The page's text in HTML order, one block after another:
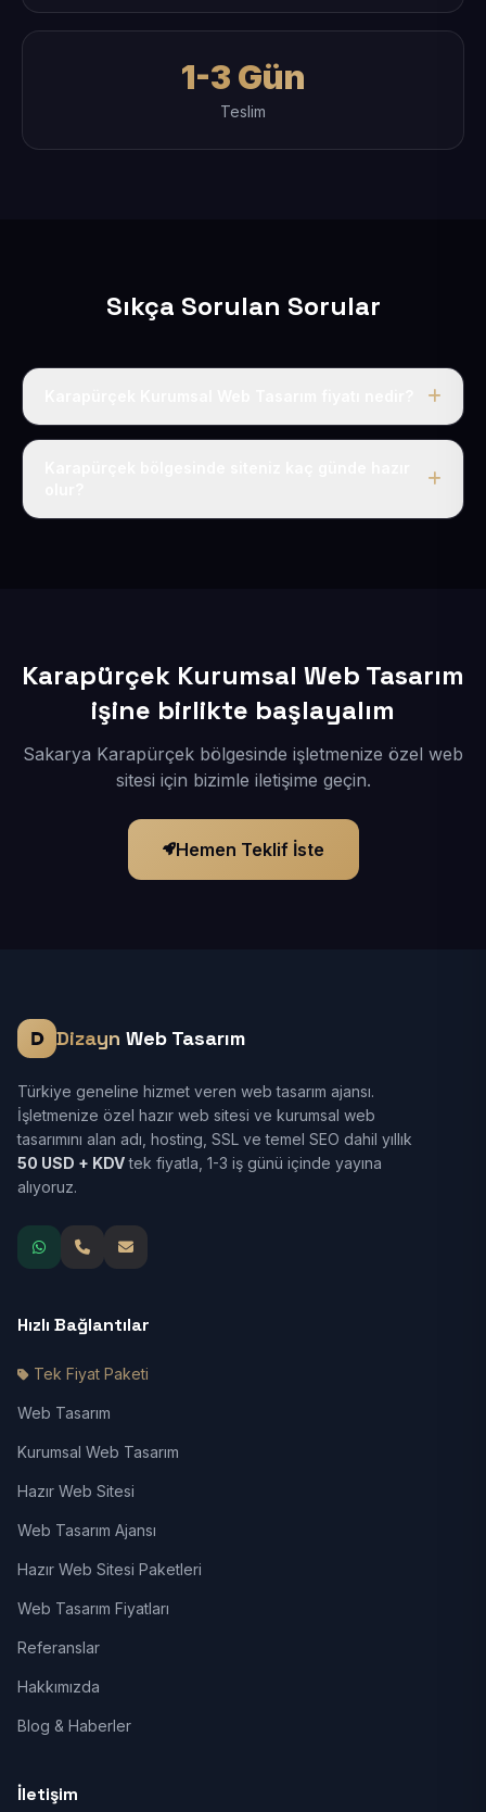
1-3 Gün
Teslim
Sıkça Sorulan Sorular
Tek fiyat uygulanır: yıllık 50 USD + KDV. Bu bedele alan
Karapürçek Kurumsal Web Tasarım
işine birlikte başlayalım
Sakarya Karapürçek bölgesinde işletmenize özel web
sitesi için bizimle iletişime geçin.
Hemen Teklif İste
Dizayn Web Tasarım
Türkiye geneline hizmet veren web tasarım ajansı.
İşletmenize özel hazır web sitesi ve kurumsal web
tasarımını alan adı, hosting, SSL ve temel SEO dahil yıllık
50 USD + KDVtek fiyatla, 1-3 iş günü içinde yayına
alıyoruz.
Hızlı Bağlantılar
Tek Fiyat Paketi
Web Tasarım
Kurumsal Web Tasarım
Hazır Web Sitesi
Web Tasarım Ajansı
Hazır Web Sitesi Paketleri
Web Tasarım Fiyatları
Referanslar
Hakkımızda
Blog & Haberler
İletişim